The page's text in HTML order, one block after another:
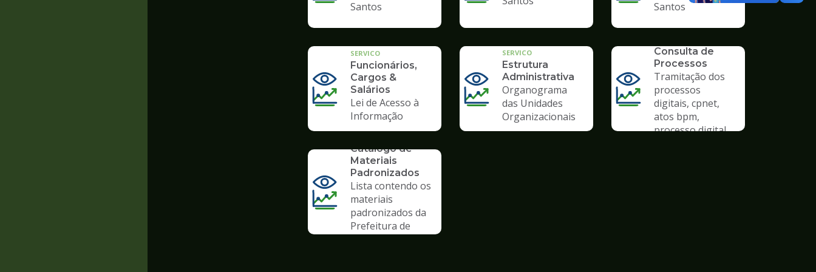
Santos
Santos
SERVICO
Funcionários,
Cargos &
Salários
Lei de Acesso à
Informação
SERVICO
Estrutura
Administrativa
Organograma
das Unidades
Organizacionais
Consulta de
Processos
Tramitação dos
processos
digitais, cpnet,
atos bpm,
processo digital
Catálogo de
Materiais
Padronizados
Lista contendo os
materiais
padronizados da
Prefeitura de